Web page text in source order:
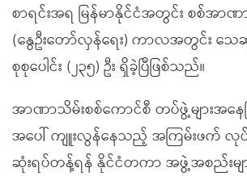
စာရင်းအရ မြန်မာနိုင်ငံအတွင်း စစ်အာ
(နွေဦးတော်လှန်ရေး) ကာလအတွင်း သေ
စုစုပေါင်း (၂၃၅) ဦး ရှိခဲ့ပြီဖြစ်သည်။
အာဏာသိမ်းစစ်ကောင်စီ တပ်ဖွဲ့များအနေဖ
အပေါ် ကျူးလွန်နေသည့် အကြမ်းဖက် လုပ်
ဆုံးရပ်တန့်ရန် နိုင်ငံတကာ အဖွဲ့အစည်းမျ